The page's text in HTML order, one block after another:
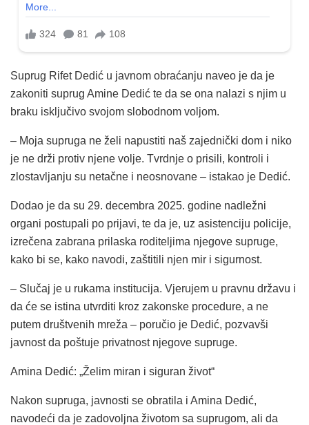
Suprug Rifet Dedić u javnom obraćanju naveo je da je
zakoniti suprug Amine Dedić te da se ona nalazi s njim u
braku isključivo svojom slobodnom voljom.
– Moja supruga ne želi napustiti naš zajednički dom i niko
je ne drži protiv njene volje. Tvrdnje o prisili, kontroli i
zlostavljanju su netačne i neosnovane – istakao je Dedić.
Dodao je da su 29. decembra 2025. godine nadležni
organi postupali po prijavi, te da je, uz asistenciju policije,
izrečena zabrana prilaska roditeljima njegove supruge,
kako bi se, kako navodi, zaštitili njen mir i sigurnost.
– Slučaj je u rukama institucija. Vjerujem u pravnu državu i
da će se istina utvrditi kroz zakonske procedure, a ne
putem društvenih mreža – poručio je Dedić, pozvavši
javnost da poštuje privatnost njegove supruge.
Amina Dedić: „Želim miran i siguran život“
Nakon supruga, javnosti se obratila i Amina Dedić,
navodeći da je zadovoljna životom sa suprugom, ali da